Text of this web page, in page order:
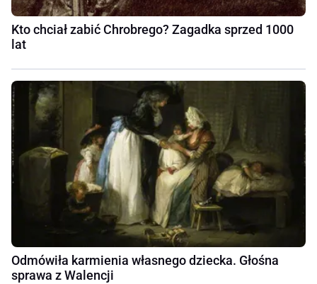
Kto chciał zabić Chrobrego? Zagadka sprzed 1000
lat
Odmówiła karmienia własnego dziecka. Głośna
sprawa z Walencji